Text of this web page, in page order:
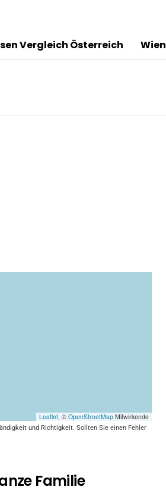
Vergleich Österreich Wien
Leaflet, © OpenStreetMap Mitwirkende
und Richtigkeit. Sollten Sie einen Fehler
Familie